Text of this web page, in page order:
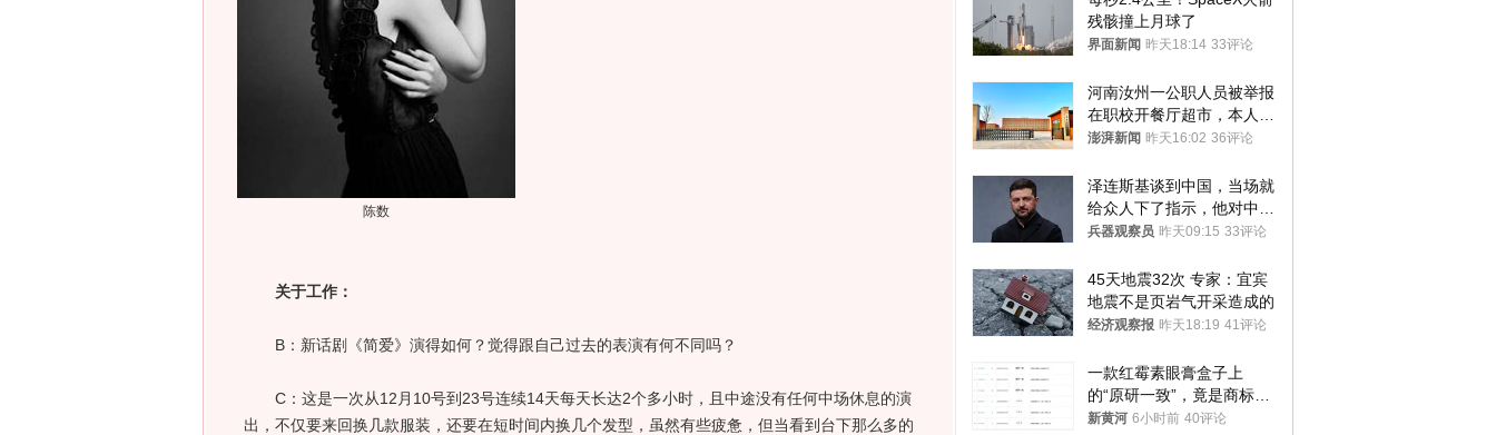
陈数
关于工作：
B：新话剧《简爱》演得如何？觉得跟自己过去的表演有何不同吗？
C：这是一次从12月10号到23号连续14天每天长达2个多小时，且中途没有任何中场休息的演
出，不仅要来回换几款服装，还要在短时间内换几个发型，虽然有些疲惫，但当看到台下那么多的
残骸撞上月球了
界面新闻 昨天18:14 33评论
河南汝州一公职人员被举报
在职校开餐厅超市，本人回
应称“是给别人帮忙”
澎湃新闻 昨天16:02 36评论
泽连斯基谈到中国，当场就
给众人下了指示，他对中国
和中乌关系，显然又有了新
兵器观察员 昨天09:15 33评论
45天地震32次 专家：宜宾
地震不是页岩气开采造成的
经济观察报 昨天18:19 41评论
一款红霉素眼膏盒子上
的“原研一致”，竟是商标！
律师：极易误导消费者；网
新黄河 6小时前 40评论